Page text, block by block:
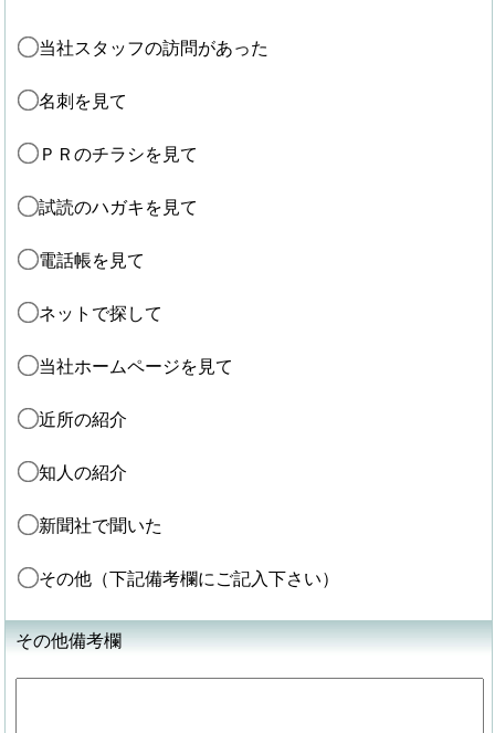
当社スタッフの訪問があった
名刺を見て
ＰＲのチラシを見て
試読のハガキを見て
電話帳を見て
ネットで探して
当社ホームページを見て
近所の紹介
知人の紹介
新聞社で聞いた
その他（下記備考欄にご記入下さい）
その他備考欄